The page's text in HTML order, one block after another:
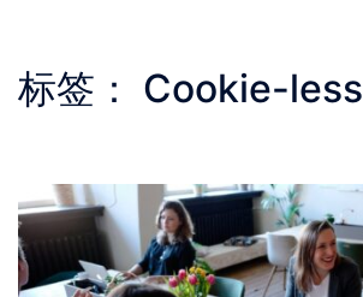
标签： Cookie-less